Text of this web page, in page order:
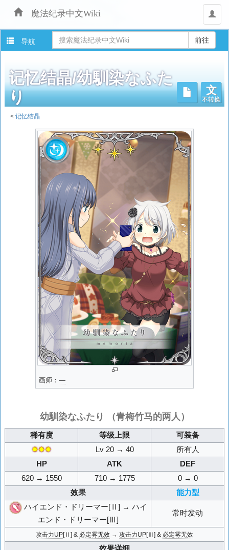
魔法纪录中文Wiki
用
户
导航
记忆结晶/幼馴染なふた
り
文
不转换
<记忆结晶
画师： ―
幼馴染なふたり （青梅竹马的两人）
稀有度 等级上限
可装备
✸✸✸
Lv 20 → 40
所有人
HP
ATK
DEF
620 → 1550
710 → 1775
0 → 0
效果
能力型
ハイエンド・ドリーマー[Ⅱ] → ハイ
エンド・ドリーマー[Ⅲ]
常时发动
攻击力UP[Ⅱ] & 必定雾无效 → 攻击力UP[Ⅲ] & 必定雾无效